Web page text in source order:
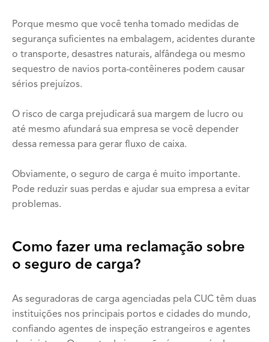
Porque mesmo que você tenha tomado medidas de
segurança suficientes na embalagem, acidentes durante
o transporte, desastres naturais, alfândega ou mesmo
sequestro de navios porta-contêineres podem causar
sérios prejuízos.
O risco de carga prejudicará sua margem de lucro ou
até mesmo afundará sua empresa se você depender
dessa remessa para gerar fluxo de caixa.
Obviamente, o seguro de carga é muito importante.
Pode reduzir suas perdas e ajudar sua empresa a evitar
problemas.
Como fazer uma reclamação sobre
o seguro de carga?
As seguradoras de carga agenciadas pela CUC têm duas
instituições nos principais portos e cidades do mundo,
confiando agentes de inspeção estrangeiros e agentes